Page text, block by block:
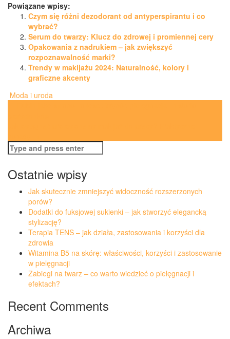
Powiązane wpisy:
Czym się różni dezodorant od antyperspirantu i co
wybrać?
Serum do twarzy: Klucz do zdrowej i promiennej cery
Opakowania z nadrukiem – jak zwiększyć
rozpoznawalność marki?
Trendy w makijażu 2024: Naturalność, kolory i
graficzne akcenty
Moda i uroda
Search
for:
Ostatnie wpisy
Jak skutecznie zmniejszyć widoczność rozszerzonych
porów?
Dodatki do fuksjowej sukienki – jak stworzyć elegancką
stylizację?
Terapia TENS – jak działa, zastosowania i korzyści dla
zdrowia
Witamina B5 na skórę: właściwości, korzyści i zastosowanie
w pielęgnacji
Zabiegi na twarz – co warto wiedzieć o pielęgnacji i
efektach?
Recent Comments
Archiwa